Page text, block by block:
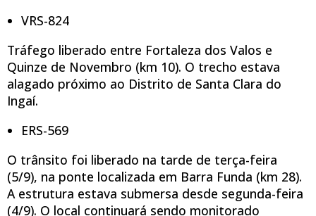
VRS-824
Tráfego liberado entre Fortaleza dos Valos e
Quinze de Novembro (km 10). O trecho estava
alagado próximo ao Distrito de Santa Clara do
Ingaí.
ERS-569
O trânsito foi liberado na tarde de terça-feira
(5/9), na ponte localizada em Barra Funda (km 28).
A estrutura estava submersa desde segunda-feira
(4/9). O local continuará sendo monitorado